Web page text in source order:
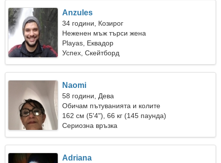
Anzules
34 години, Козирог
Неженен мъж търси жена
Playas, Еквадор
Успех, Скейтборд
Naomi
58 години, Дева
Обичам пътуванията и колите
162 см (5'4"), 66 кг (145 паунда)
Сериозна връзка
Adriana